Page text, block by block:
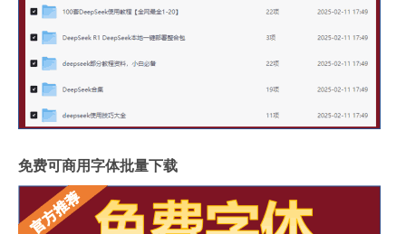
免费可商用字体批量下载